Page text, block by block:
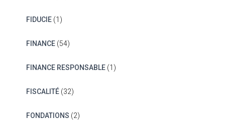
FIDUCIE(1)
FINANCE(54)
FINANCE RESPONSABLE(1)
FISCALITÉ(32)
FONDATIONS (2)